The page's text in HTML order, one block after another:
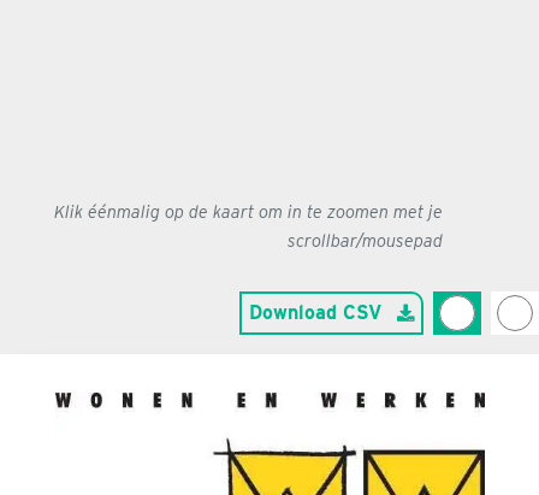
Klik éénmalig op de kaart om in te zoomen met je
scrollbar/mousepad
Download CSV